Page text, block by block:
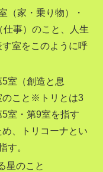
（家・乗り物）・
事）のこと、人生
室をこのように呼
室（創造と息
のこと※トリとは3
室・第9室を指す
、トリコーナとい
す。
星のこと